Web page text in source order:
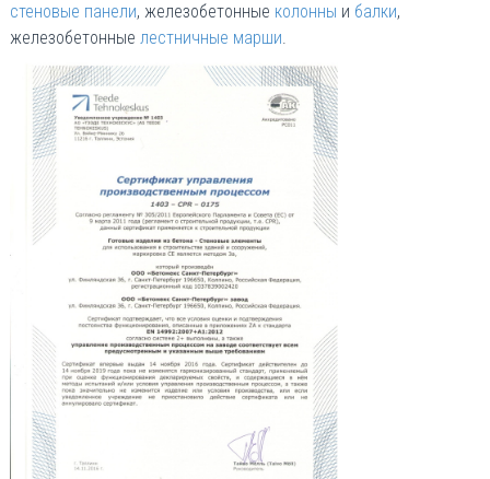
стеновые панели, железобетонные колонны и балки,
железобетонные лестничные марши.